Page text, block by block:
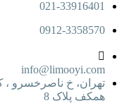
021-33916401
0912-3358570
info@limooyi.com
تهران، خ ناصرخسرو ، ک
همکف پلاک 8